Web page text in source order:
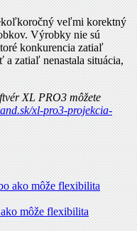
veľmi korektný
Výrobky nie sú
konkurencia zatiaľ
zatiaľ nenastala situácia,
XL PRO3 môžete
xl-pro3-projekcia-
môže flexibilita